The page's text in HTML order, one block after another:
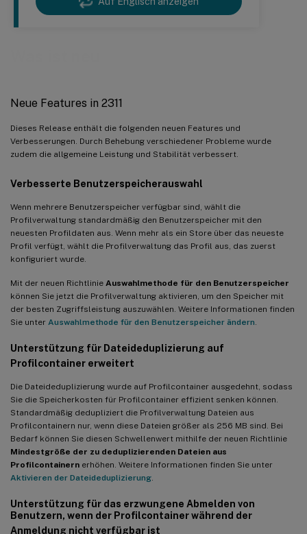
Neue Features in 2311
Dieses Release enthält die folgenden neuen Features und
Verbesserungen. Durch Behebung verschiedener Probleme wurde
zudem die allgemeine Leistung und Stabilität verbessert.
Verbesserte Benutzerspeicherauswahl
Wenn mehrere Benutzerspeicher verfügbar sind, wählt die
Profilverwaltung standardmäßig den Benutzerspeicher mit den
neuesten Profildaten aus. Wenn mehr als ein Store über das neueste
Profil verfügt, wählt die Profilverwaltung das Profil aus, das zuerst
konfiguriert wurde.
Mit der neuen Richtlinie Auswahlmethode für den Benutzerspeicher
können Sie jetzt die Profilverwaltung aktivieren, um den Speicher mit
der besten Zugriffsleistung auszuwählen. Weitere Informationen finden
Sie unter Auswahlmethode für den Benutzerspeicher ändern
Unterstützung für Dateideduplizierung auf
Profilcontainer erweitert
Die Dateideduplizierung wurde auf Profilcontainer ausgedehnt, sodass
Sie die Speicherkosten für Profilcontainer effizient senken können.
Standardmäßig dedupliziert die Profilverwaltung Dateien aus
Profilcontainern nur, wenn diese Dateien größer als 256 MB sind. Bei
Bedarf können Sie diesen Schwellenwert mithilfe der neuen Richtlinie
Mindestgröße der zu deduplizierenden Dateien aus
Profilcontainern erhöhen. Weitere Informationen finden Sie unter
Aktivieren der Dateideduplizierung
Unterstützung für das erzwungene Abmelden von
Benutzern, wenn der Profilcontainer während der
Anmeldung nicht verfügbar ist